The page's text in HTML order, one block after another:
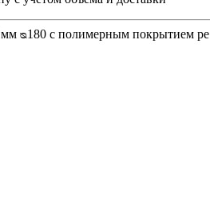
ᴓ180 с полимерным покрытием pe